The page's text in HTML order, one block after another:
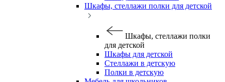
Шкафы, стеллажи полки для детской
Шкафы, стеллажи полки
для детской
Шкафы для детской
Стеллажи в детскую
Полки в детскую